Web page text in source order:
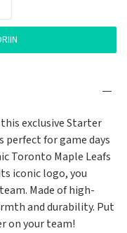
exclusive Starter
perfect for game days
Toronto Maple Leafs
iconic logo, you
Made of high-
and durability. Put
on your team!